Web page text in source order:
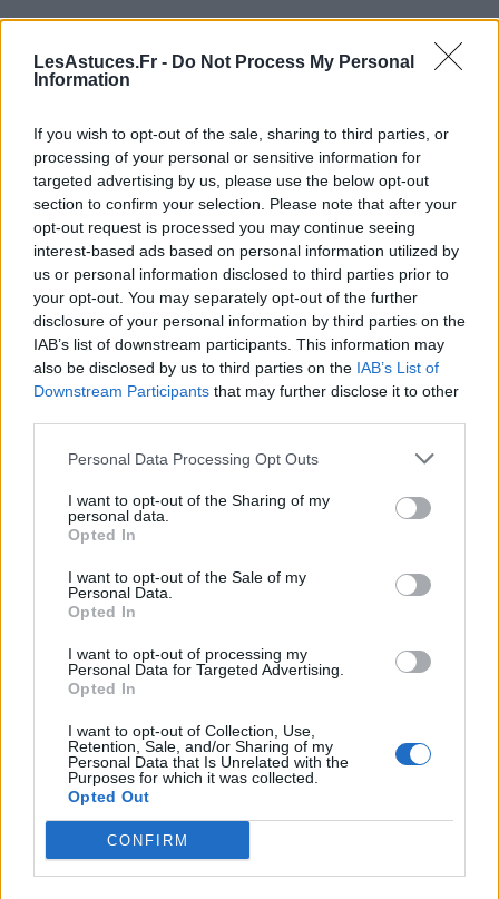
LesAstuces.Fr - Do Not Process My Personal
Information
If you wish to opt-out of the sale, sharing to third parties, or
processing of your personal or sensitive information for
targeted advertising by us, please use the below opt-out
section to confirm your selection. Please note that after your
opt-out request is processed you may continue seeing
interest-based ads based on personal information utilized by
us or personal information disclosed to third parties prior to
your opt-out. You may separately opt-out of the further
disclosure of your personal information by third parties on the
IAB’s list of downstream participants. This information may
also be disclosed by us to third parties on the IAB’s List of
Downstream Participants that may further disclose it to other
Personal Data Processing Opt Outs
I want to opt-out of the Sharing of my
personal data.
Opted In
I want to opt-out of the Sale of my
Personal Data.
Opted In
I want to opt-out of processing my
Personal Data for Targeted Advertising.
Opted In
I want to opt-out of Collection, Use,
Retention, Sale, and/or Sharing of my
Personal Data that Is Unrelated with the
Purposes for which it was collected.
Opted Out
CONFIRM
Quel est votreniveau d’expérienceen voyage ?
Cherchez-vous leconfortou l’ aventure?
personnes ou préférez-vous votre propre
compagnie?
Lebudgetest-il un facteur déterminant pour
vous ?
Conclusion
Que vous optiez pour un voyage organisé ou une
aventure solo, l’essentiel est de choisir ce qui résonne
le plus avec vous. Après tout, “Voyage organisé vs.
Aventure solo” n’est pas tant une question de
meilleur choix, mais de préférence personnelle. Et
n’oubliez pas, chaque voyage est une nouvelle
A propos Nathalie Leclerc 2950 Articles
Nathalie Leclerc est une journaliste spécialisée en santé et
médecine. Mère de deux enfants, elle allie une solide
expertise journalistique à une expérience concrète de la
santé familiale et de la nutrition. Fervente adepte d’un mode